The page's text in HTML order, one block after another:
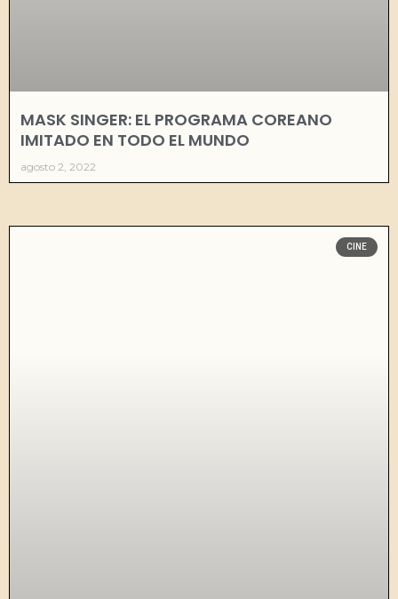
MASK SINGER: EL PROGRAMA COREANO
IMITADO EN TODO EL MUNDO
agosto 2, 2022
CINE